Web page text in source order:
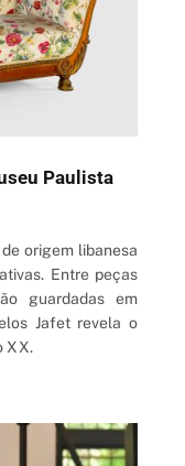
Paulista
origem libanesa
Entre peças
guardadas em
Jafet revela o
XX.